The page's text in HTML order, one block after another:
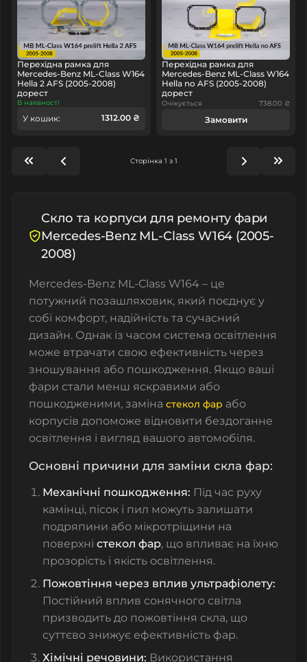
Перехідна рамка для
Mercedes-Benz ML-Class W164
Hella 2 AFS (2005-2008)
дорест
В наявності
У кошик: 1312.00 ₴
Перехідна рамка для
Mercedes-Benz ML-Class W164
Hella no AFS (2005-2008)
дорест
Очікується 738.00 ₴
Замовити
Сторінка 1 з 1
Скло та корпуси для ремонту фари
Mercedes-Benz ML-Class W164 (2005-
2008)
Mercedes-Benz ML-Class W164 – це
потужний позашляховик, який поєднує у
собі комфорт, надійність та сучасний
дизайн. Однак із часом система освітлення
може втрачати свою ефективність через
зношування або пошкодження. Якщо ваші
фари стали менш яскравими або
пошкодженими, заміна стекол фар або
корпусів допоможе відновити бездоганне
освітлення і вигляд вашого автомобіля.
Основні причини для заміни скла фар:
Механічні пошкодження: Під час руху
камінці, пісок і пил можуть залишати
подряпини або мікротріщини на
поверхні стекол фар, що впливає на їхню
прозорість і якість освітлення.
Пожовтіння через вплив ультрафіолету:
Постійний вплив сонячного світла
призводить до пожовтіння скла, що
суттєво знижує ефективність фар.
Хімічні речовини: Використання